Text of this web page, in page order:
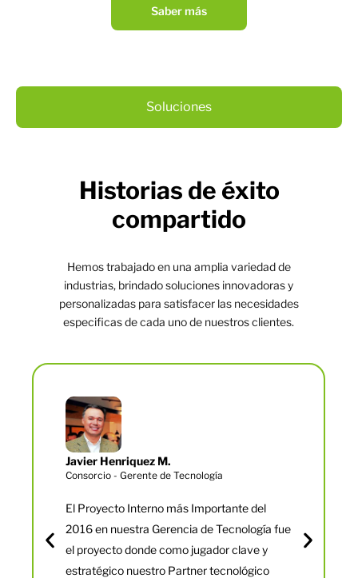
Soluciones
Saber más
Historias de éxito
compartido
Hemos trabajado en una amplia variedad de
industrias, brindado soluciones innovadoras y
personalizadas para satisfacer las necesidades
especificas de cada uno de nuestros clientes.
Javier Henriquez M.
Consorcio - Gerente de Tecnología
El Proyecto Interno más Importante del
2016 en nuestra Gerencia de Tecnología fue
el proyecto donde como jugador clave y
estratégico nuestro Partner tecnológico